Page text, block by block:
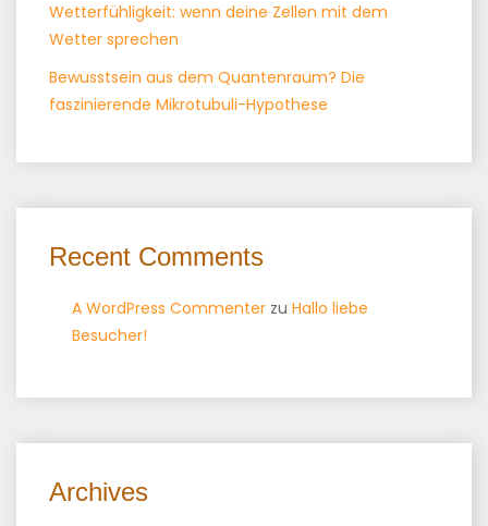
Wetterfühligkeit: wenn deine Zellen mit dem
Wetter sprechen
Bewusstsein aus dem Quantenraum? Die
faszinierende Mikrotubuli-Hypothese
Recent Comments
A WordPress Commenter zu Hallo liebe
Besucher!
Archives